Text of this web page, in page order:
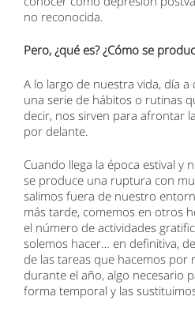
no reconocida.
Pero, ¿qué es? ¿Cómo se
A lo largo de nuestra vida, día
una serie de hábitos o rutinas
decir, nos sirven para afrontar
por delante.
Cuando llega la época estival y
se produce una ruptura con
salimos fuera de nuestro
más tarde, comemos en otros
el número de actividades
solemos hacer… en definitiva,
de las tareas que hacemos por
durante el año, algo necesario
forma temporal y las